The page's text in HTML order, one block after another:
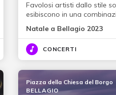
Favolosi artisti dallo stile
esibiscono in una
Natale a Bellagio 2023
CONCERTI
Piazza della Chiesa del Borgo
BELLAGIO